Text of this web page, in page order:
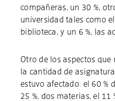
compañeras, un 30 %,
universidad tales como
biblioteca, y un 6 %, las
Otro de los aspectos
la cantidad de
estuvo afectado: el 60 %
25 %, dos materias, el 11